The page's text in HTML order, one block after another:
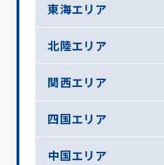
東海エリア
北陸エリア
関西エリア
四国エリア
中国エリア